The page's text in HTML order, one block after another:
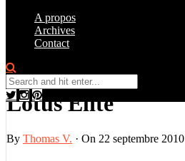
A propos
Archives
Contact
Galerie Photo
Lotus Elite
By Thomas V. · On 22 septembre 2010